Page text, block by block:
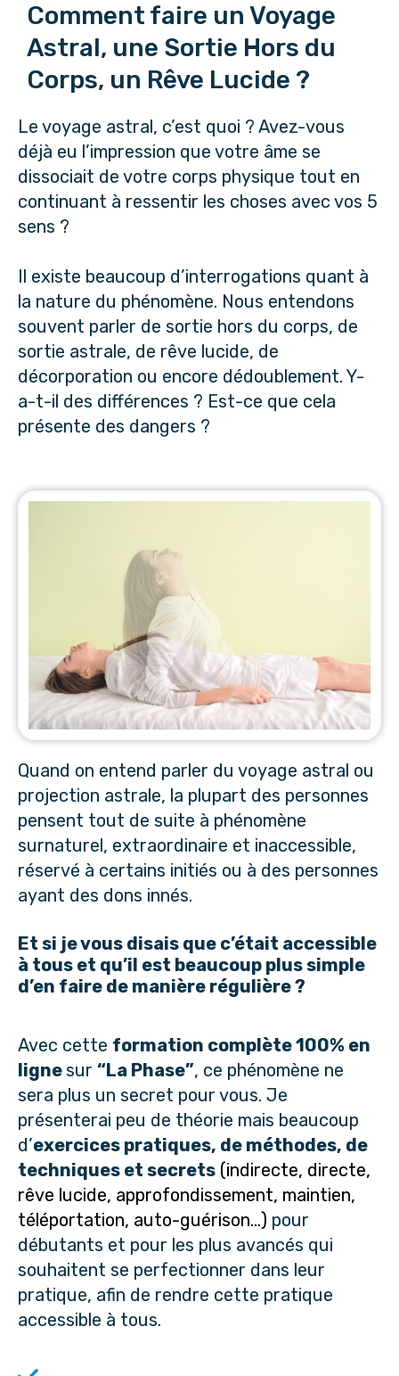
Comment faire un Voyage
Astral, une Sortie Hors du
Corps, un Rêve Lucide ?
Le voyage astral, c’est quoi ? Avez-vous
déjà eu l’impression que votre âme se
dissociait de votre corps physique tout en
continuant à ressentir les choses avec vos 5
sens ?
Il existe beaucoup d’interrogations quant à
la nature du phénomène. Nous entendons
souvent parler de sortie hors du corps, de
sortie astrale, de rêve lucide, de
décorporation ou encore dédoublement. Y-
a-t-il des différences ? Est-ce que cela
présente des dangers ?
Quand on entend parler du voyage astral ou
projection astrale, la plupart des personnes
pensent tout de suite à phénomène
surnaturel, extraordinaire et inaccessible,
réservé à certains initiés ou à des personnes
ayant des dons innés.
Et si je vous disais que c’était accessible
à tous et qu’il est beaucoup plus simple
d’en faire de manière régulière ?
Avec cette formation complète 100% en
lignesur “La Phase”, ce phénomène ne
sera plus un secret pour vous. Je
présenterai peu de théorie mais beaucoup
d’exercices pratiques, de méthodes, de
techniques et secrets (indirecte, directe,
rêve lucide, approfondissement, maintien,
téléportation, auto-guérison...) pour
débutants et pour les plus avancés qui
souhaitent se perfectionner dans leur
pratique, afin de rendre cette pratique
accessible à tous.